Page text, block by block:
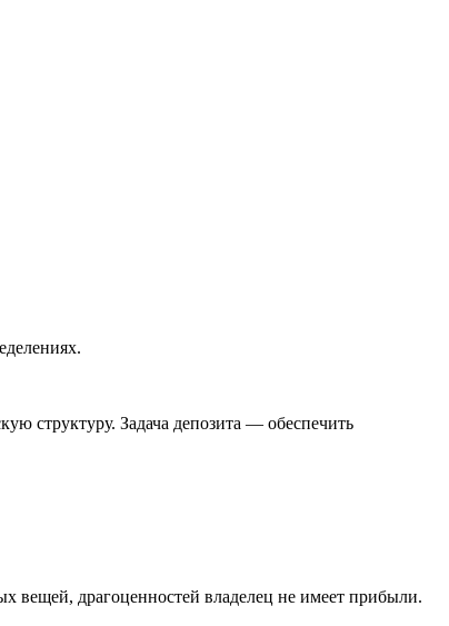
структуру. Задача депозита — обеспечить
вещей, драгоценностей владелец не имеет прибыли.